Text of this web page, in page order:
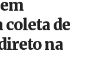
de
na